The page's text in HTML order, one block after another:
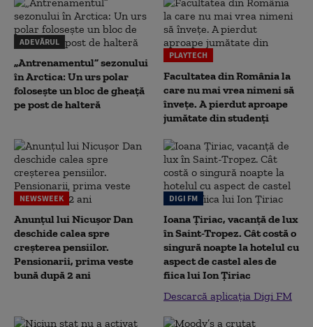
ADEVĂRUL
„Antrenamentul” sezonului
în Arctica: Un urs polar
folosește un bloc de gheață
pe post de halteră
PLAYTECH
Facultatea din România la
care nu mai vrea nimeni să
înveţe. A pierdut aproape
jumătate din studenţi
NEWSWEEK
Anunțul lui Nicușor Dan
deschide calea spre
creșterea pensiilor.
Pensionarii, prima veste
bună după 2 ani
DIGI FM
Ioana Țiriac, vacanță de lux
în Saint-Tropez. Cât costă o
singură noapte la hotelul cu
aspect de castel ales de
fiica lui Ion Țiriac
Descarcă aplicația Digi FM